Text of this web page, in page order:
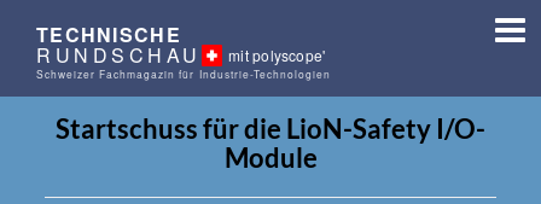
TECHNISCHE
RUNDSCHAU mit polyscope'
Schweizer Fachmagazin für Industrie-Technologien
Startschuss für die LioN-Safety I/O-
Module